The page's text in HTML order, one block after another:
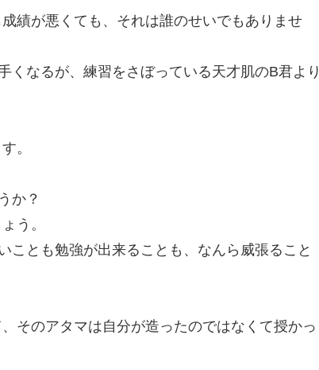
績が悪くても、それは誰のせいでもありませ
くなるが、練習をさぼっている天才肌のB君より
。
か？
う。
ことも勉強が出来ることも、なんら威張ること
そのアタマは自分が造ったのではなくて授かっ